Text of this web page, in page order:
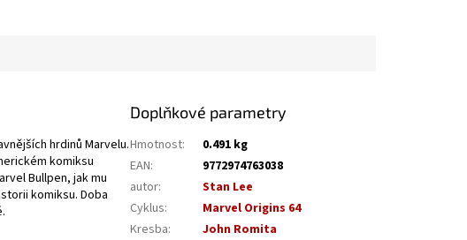
hrdinů Marvelu.
komiksu
Bullpen, jak mu
komiksu. Doba
Doplňkové parametry
Hmotnost:
0.491 kg
EAN:
9772974763038
autor:
Stan Lee
Cyklus:
Marvel Origins 64
Kresba:
John Romita